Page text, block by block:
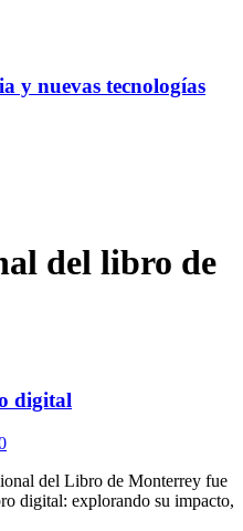
y nuevas tecnologías
del libro de
digital
del Libro de Monterrey fue
digital: explorando su impacto,